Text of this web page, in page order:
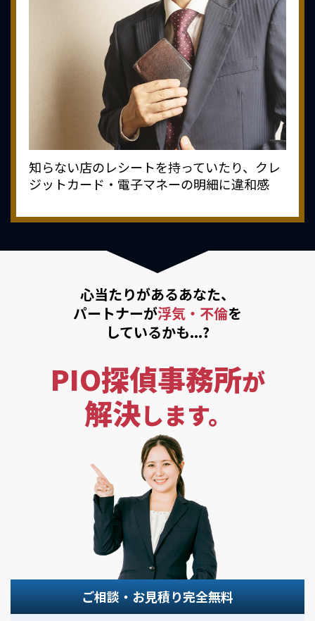
知らない店のレシートを持っていたり、クレ
ジットカード・電子マネーの明細に違和感
心当たりがあるあなた、
パートナーが浮気・不倫を
しているかも...?
PIO探偵事務所が
解決します。
ご相談・お見積り完全無料